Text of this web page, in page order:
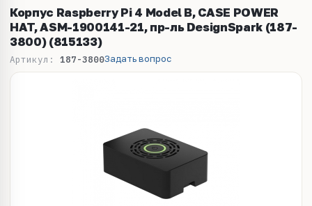
Корпус Raspberry Pi 4 Model B, CASE POWER
HAT, ASM-1900141-21, пр-ль DesignSpark (187-
3800) (815133)
Артикул: 187-3800Задать вопрос